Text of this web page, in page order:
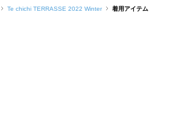
Te chichi TERRASSE 2022 Winter 着用アイテム